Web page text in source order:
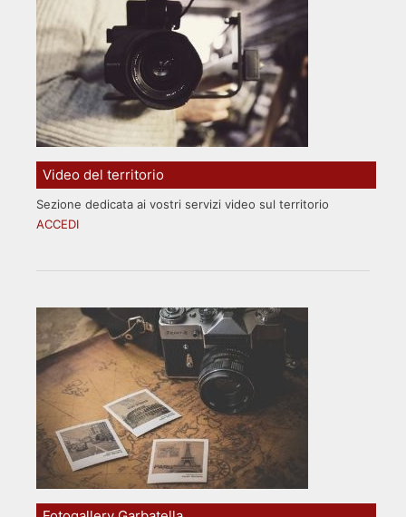
Video del territorio
Sezione dedicata ai vostri servizi video sul territorio
ACCEDI